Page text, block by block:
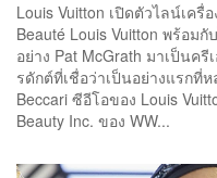
Louis Vuitton เปิดตัวไลน์เครื่
Beauté Louis Vuitton พร้อม
อย่าง Pat McGrath มาเป็นค
รดักต์ที่เชื่อว่าเป็นอย่างแรกที่
Beccari ซีอีโอของ Louis
Beauty Inc. ของ WW...